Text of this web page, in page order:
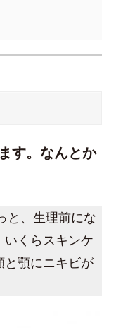
す。なんとか
と、生理前にな
いくらスキンケ
と顎にニキビが